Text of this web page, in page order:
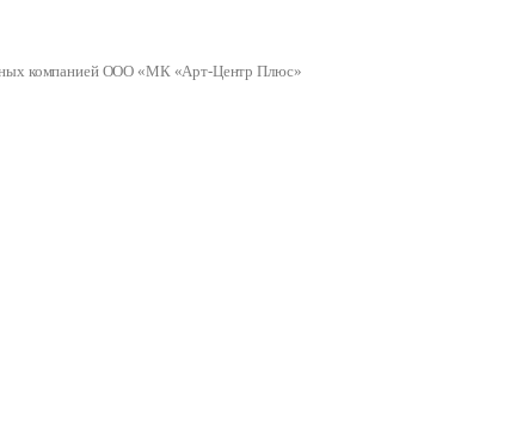
компанией ООО «МК «Арт-Центр Плюс»